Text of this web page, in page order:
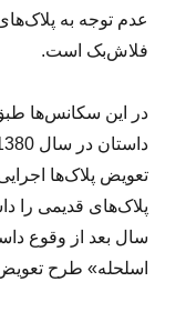
عدم توجه به
فلاش‌بک است.
در این سکانس‌ها
تعویض پلاک‌ها
سال بعد از وقوع
اسلحله» طرح